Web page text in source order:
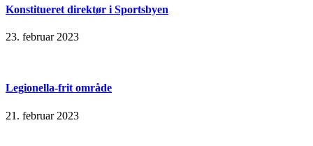
Konstitueret direktør i Sportsbyen
23. februar 2023
Legionella-frit område
21. februar 2023